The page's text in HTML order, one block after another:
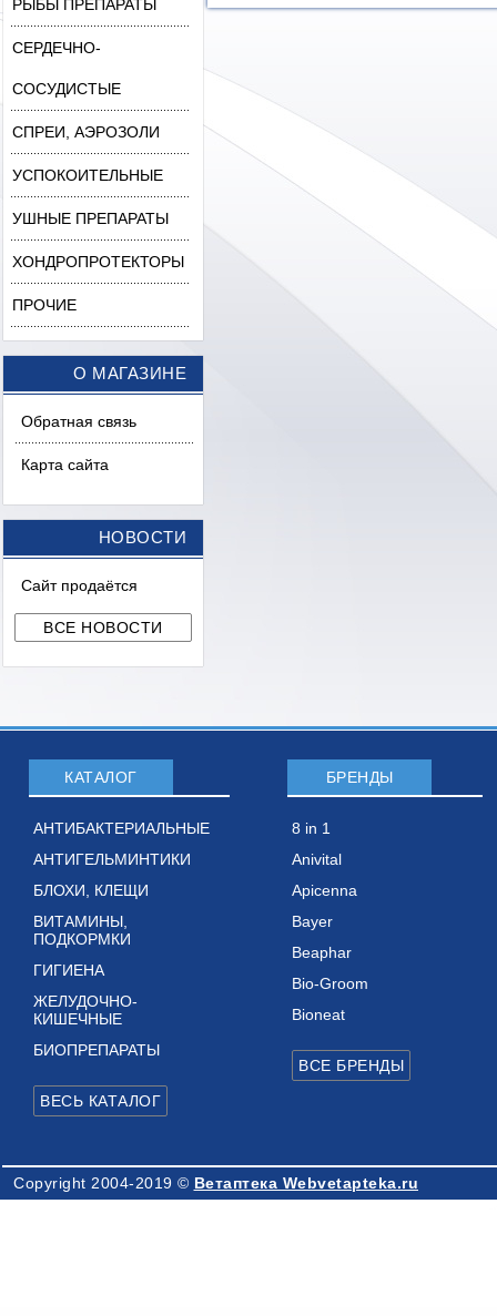
РЫБЫ ПРЕПАРАТЫ
СЕРДЕЧНО-
СОСУДИСТЫЕ
СПРЕИ, АЭРОЗОЛИ
УСПОКОИТЕЛЬНЫЕ
УШНЫЕ ПРЕПАРАТЫ
ХОНДРОПРОТЕКТОРЫ
ПРОЧИЕ
О МАГАЗИНЕ
Обратная связь
Карта сайта
НОВОСТИ
Сайт продаётся
КАТАЛОГ
АНТИБАКТЕРИАЛЬНЫЕ
АНТИГЕЛЬМИНТИКИ
БЛОХИ, КЛЕЩИ
ВИТАМИНЫ,
ПОДКОРМКИ
ГИГИЕНА
ЖЕЛУДОЧНО-
КИШЕЧНЫЕ
БИОПРЕПАРАТЫ
БРЕНДЫ
8 in 1
Anivital
Apicenna
Bayer
Beaphar
Bio-Groom
Bioneat
Copyright 2004-2019 © Ветаптека Webvetapteka.ru